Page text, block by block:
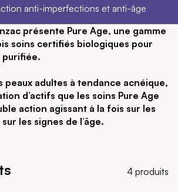
anti-imperfections et anti-âge
présente Pure Age, une gamme
soins certifiés biologiques pour
purifiée.
peaux adultes à tendance acnéique,
d’actifs que les soins Pure Age
action agissant à la fois sur les
les signes de l’âge.
4 produits